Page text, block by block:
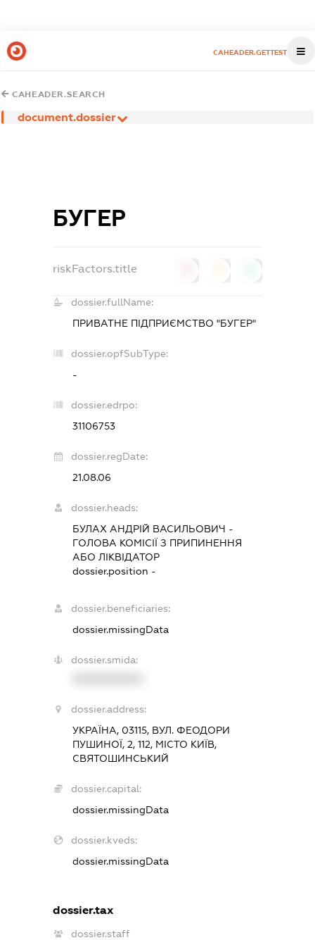
CAHEADER.GETTEST
CAHEADER.SEARCH
document.dossier
БУГЕР
riskFactors.title
dossier.fullName:
ПРИВАТНЕ ПІДПРИЄМСТВО "БУГЕР"
dossier.opfSubType:
-
dossier.edrpo:
31106753
dossier.regDate:
21.08.06
dossier.heads:
БУЛАХ АНДРІЙ ВАСИЛЬОВИЧ -
ГОЛОВА КОМІСІЇ З ПРИПИНЕННЯ
АБО ЛІКВІДАТОР
dossier.position -
dossier.beneficiaries:
dossier.missingData
dossier.smida:
dossier.address:
УКРАЇНА, 03115, ВУЛ. ФЕОДОРИ
ПУШИНОЇ, 2, 112, МІСТО КИЇВ,
СВЯТОШИНСЬКИЙ
dossier.capital:
dossier.missingData
dossier.kveds:
dossier.missingData
dossier.tax
dossier.staff